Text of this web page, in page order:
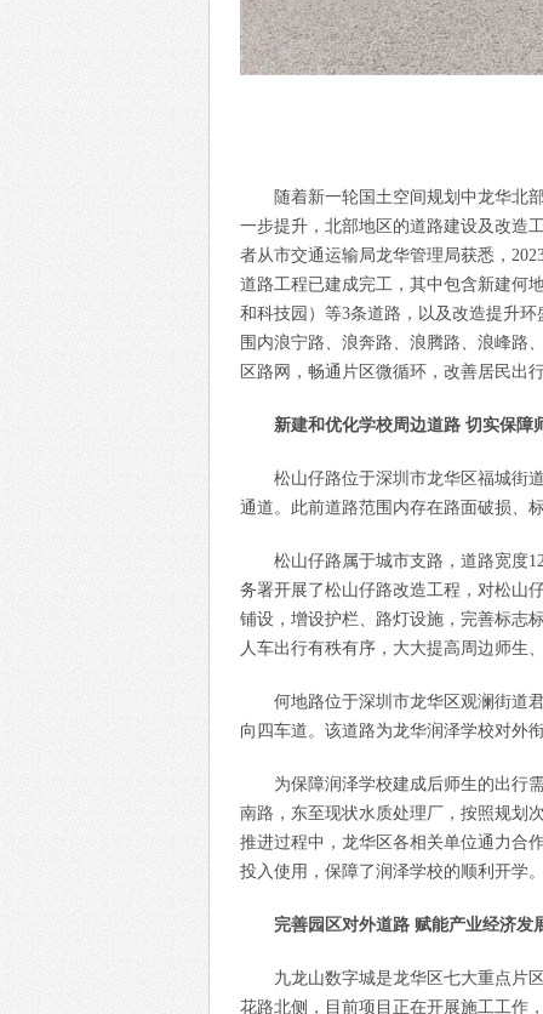
随着新一轮国土空间规划中龙华北
一步提升，北部地区的道路建设及改造
者从市交通运输局龙华管理局获悉，
道路工程已建成完工，其中包含新建何
和科技园）等3条道路，以及改造提升
围内浪宁路、浪奔路、浪腾路、浪峰路
区路网，畅通片区微循环，改善居民出
新建和优化学校周边道路 切实保障
松山仔路位于深圳市龙华区福城街
通道。此前道路范围内存在路面破损、
松山仔路属于城市支路，道路宽度
务署开展了松山仔路改造工程，对松山
铺设，增设护栏、路灯设施，完善标志
人车出行有秩有序，大大提高周边师生
何地路位于深圳市龙华区观澜街道
向四车道。该道路为龙华润泽学校对外
为保障润泽学校建成后师生的出行
南路，东至现状水质处理厂，按照规划
推进过程中，龙华区各相关单位通力合
投入使用，保障了润泽学校的顺利开学
完善园区对外道路 赋能产业经济发
九龙山数字城是龙华区七大重点片
花路北侧，目前项目正在开展施工工作